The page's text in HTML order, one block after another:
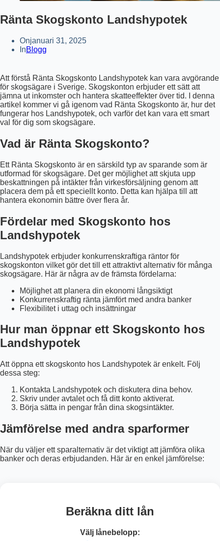
Ränta Skogskonto Landshypotek
Onjanuari 31, 2025
InBlogg
Att förstå Ränta Skogskonto Landshypotek kan vara avgörande
för skogsägare i Sverige. Skogskonton erbjuder ett sätt att
jämna ut inkomster och hantera skatteeffekter över tid. I denna
artikel kommer vi gå igenom vad Ränta Skogskonto är, hur det
fungerar hos Landshypotek, och varför det kan vara ett smart
val för dig som skogsägare.
Vad är Ränta Skogskonto?
Ett Ränta Skogskonto är en särskild typ av sparande som är
utformad för skogsägare. Det ger möjlighet att skjuta upp
beskattningen på intäkter från virkesförsäljning genom att
placera dem på ett speciellt konto. Detta kan hjälpa till att
hantera ekonomin bättre över flera år.
Fördelar med Skogskonto hos
Landshypotek
Landshypotek erbjuder konkurrenskraftiga räntor för
skogskonton vilket gör det till ett attraktivt alternativ för många
skogsägare. Här är några av de främsta fördelarna:
Möjlighet att planera din ekonomi långsiktigt
Konkurrenskraftig ränta jämfört med andra banker
Flexibilitet i uttag och insättningar
Hur man öppnar ett Skogskonto hos
Landshypotek
Att öppna ett skogskonto hos Landshypotek är enkelt. Följ
dessa steg:
Kontakta Landshypotek och diskutera dina behov.
Skriv under avtalet och få ditt konto aktiverat.
Börja sätta in pengar från dina skogsintäkter.
Jämförelse med andra sparformer
När du väljer ett sparalternativ är det viktigt att jämföra olika
banker och deras erbjudanden. Här är en enkel jämförelse:
Beräkna ditt lån
Välj lånebelopp: